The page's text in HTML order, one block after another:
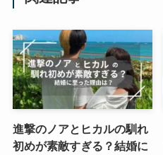
進撃のノアとヒカルの馴れ
初めが素敵すぎる？結婚に